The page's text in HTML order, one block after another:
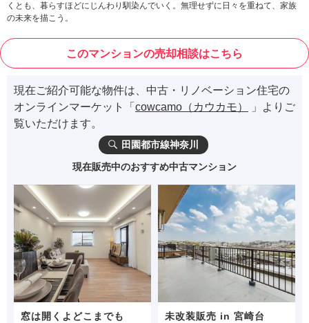
くとも、暮らすほどにじんわり馴染んでいく。無理せずに日々を重ねて、家族
の未来を描こう。
このマンションの売却相談はこちら
現在ご紹介可能な物件は、中古・リノベーション住宅の
オンラインマーケット「 cowcamo（カウカモ）
」よりご
覧いただけます。
田園都市線神奈川
現在販売中のおすすめ中古マンション
窓は開くよどこまでも
未改装販売 in 宮崎台